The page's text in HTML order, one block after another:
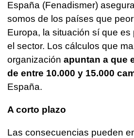
España (Fenadismer)
somos de los países que
Europa, la situación sí que
el sector. Los cálculos que
organización apuntan a que
de entre 10.000 y 15.000
España.
A corto plazo
Las consecuencias pueden